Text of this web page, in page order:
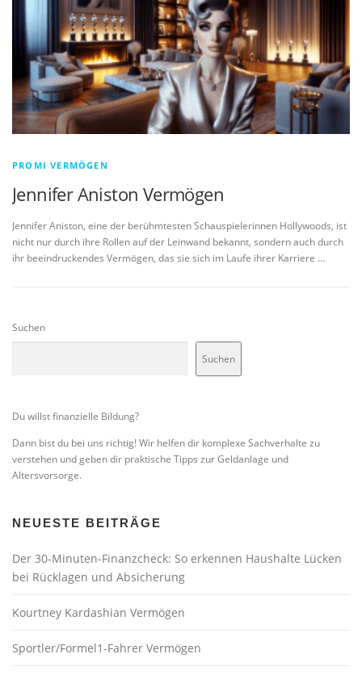
PROMI VERMÖGEN
Jennifer Aniston Vermögen
Jennifer Aniston, eine der berühmtesten Schauspielerinnen Hollywoods, ist
nicht nur durch ihre Rollen auf der Leinwand bekannt, sondern auch durch
ihr beeindruckendes Vermögen, das sie sich im Laufe ihrer Karriere …
Suchen
Suchen
Du willst finanzielle Bildung?
Dann bist du bei uns richtig! Wir helfen dir komplexe Sachverhalte zu
verstehen und geben dir praktische Tipps zur Geldanlage und
Altersvorsorge.
NEUESTE BEITRÄGE
Der 30-Minuten-Finanzcheck: So erkennen Haushalte Lücken
bei Rücklagen und Absicherung
Kourtney Kardashian Vermögen
Sportler/Formel1-Fahrer Vermögen